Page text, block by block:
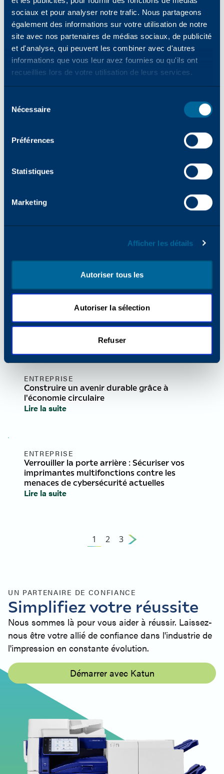
sociaux et pour analyser notre trafic. Nous partageons
également des informations sur votre utilisation de notre
site avec nos partenaires de médias sociaux, de publicité
et d'analyse, qui peuvent les combiner avec d'autres
informations que vous leur avez fournies ou qu'ils ont
recueillies lors de votre utilisation de leurs services.
desNécessaire
Préférences
Statistiques
Marketing
Afficher les détails
Autoriser tous les
Autoriser la sélection
Refuser
Lire la suite
ENTREPRISE
Katun passe à l'action : renforcer les
relations avec les revendeurs grâce au
marketing sportif
Lire la suite
Innovation, valeur et croissance :
PRODUITS
bureau lorsque les baby-boomers prendront
ENTREPRISE
Le chemin vers une impression réussie :
Normes d'assurance qualité pour les toners
d'imprimantes multifonctions
ENTREPRISE
Construire un avenir durable grâce à
l'économie circulaire
Lire la suite
ENTREPRISE
Verrouiller la porte arrière : Sécuriser vos
imprimantes multifonctions contre les
menaces de cybersécurité actuelles
Lire la suite
1 2 3
UN PARTENAIRE DE CONFIANCE
Simplifiez votre réussite
Nous sommes là pour vous aider à réussir. Laissez-
nous être votre allié de confiance dans l'industrie de
l'impression en constante évolution.
Démarrer avec Katun